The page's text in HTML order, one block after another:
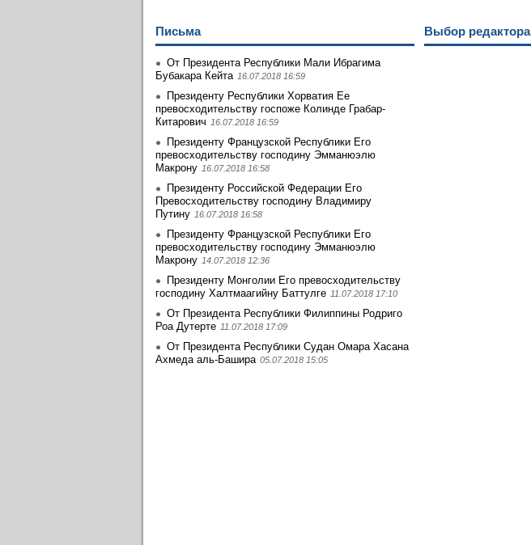
Письма
От Президента Республики Мали Ибрагима
Бубакара Кейта 16.07.2018 16:59
Президенту Республики Хорватия Ее
превосходительству госпоже Колинде Грабар-
Китарович 16.07.2018 16:59
Президенту Французской Республики Его
превосходительству господину Эмманюэлю
Макрону 16.07.2018 16:58
Президенту Российской Федерации Его
Превосходительству господину Владимиру
Путину 16.07.2018 16:58
Президенту Французской Республики Его
превосходительству господину Эмманюэлю
Макрону 14.07.2018 12:36
Президенту Монголии Его превосходительству
господину Халтмаагийну Баттулге 11.07.2018 17:10
От Президента Республики Филиппины Родриго
Роа Дутерте 11.07.2018 17:09
От Президента Республики Судан Омара Хасана
Ахмеда аль-Башира 05.07.2018 15:05
Выбор редактора